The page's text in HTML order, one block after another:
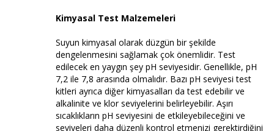
Kimyasal Test Malzemeleri
Suyun kimyasal olarak düzgün bir şekilde
dengelenmesini sağlamak çok önemlidir. Test
edilecek en yaygın şey pH seviyesidir. Genellikle, pH
7,2 ile 7,8 arasında olmalıdır. Bazı pH seviyesi test
kitleri ayrıca diğer kimyasalları da test edebilir ve
alkalinite ve klor seviyelerini belirleyebilir. Aşırı
sıcaklıkların pH seviyesini de etkileyebileceğini ve
seviyeleri daha düzenli kontrol etmenizi gerektirdiğini